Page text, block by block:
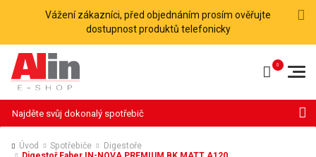
Vážení zákazníci, před objednáním prosím ověřujte
dostupnost produktů telefonicky
Úvod Spotřebiče
Digestoře